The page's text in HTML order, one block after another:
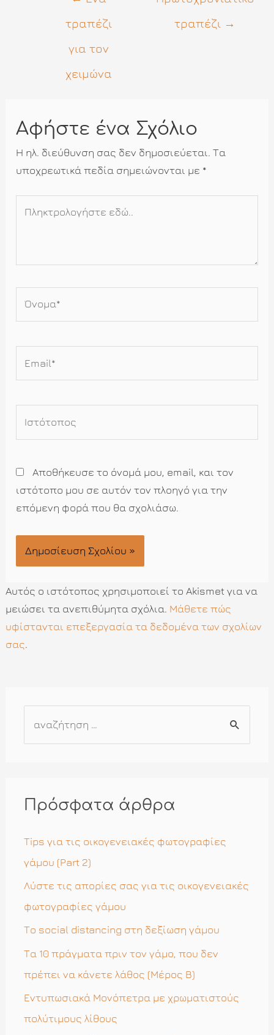
τραπέζι
για τον
χειμώνα
τραπέζι →
Αφήστε ένα Σχόλιο
Η ηλ. διεύθυνση σας δεν δημοσιεύεται. Τα
υποχρεωτικά πεδία σημειώνονται με *
Αποθήκευσε το όνομά μου, email, και τον
ιστότοπο μου σε αυτόν τον πλοηγό για την
επόμενη φορά που θα σχολιάσω.
Αυτός ο ιστότοπος χρησιμοποιεί το Akismet για να
μειώσει τα ανεπιθύμητα σχόλια. Μάθετε πώς
υφίστανται επεξεργασία τα δεδομένα των σχολίων
σας.
ή
η
σ
η
γ
Πρόσφατα άρθρα
Tips για τις οικογενειακές φωτογραφίες
γάμου (Part 2)
Λύστε τις απορίες σας για τις οικογενειακές
φωτογραφίες γάμου
Το social distancing στη δεξίωση γάμου
Τα 10 πράγματα πριν τον γάμο, που δεν
πρέπει να κάνετε λάθος (Μέρος Β)
Εντυπωσιακά Μονόπετρα με χρωματιστούς
πολύτιμους λίθους